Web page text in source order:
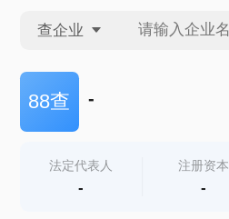
查企业
查企业
查产地
88查 -
法定代表人
-
注册资本
-